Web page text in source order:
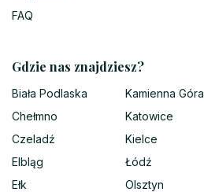
FAQ
Gdzie nas znajdziesz?
Biała Podlaska
Chełmno
Czeladź
Elbląg
Ełk
Kamienna Góra
Katowice
Kielce
Łódź
Olsztyn